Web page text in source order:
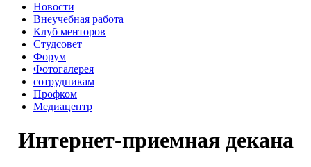
Новости
Внеучебная работа
Клуб менторов
Студсовет
Форум
Фотогалерея
сотрудникам
Профком
Медиацентр
Интернет-приемная декана